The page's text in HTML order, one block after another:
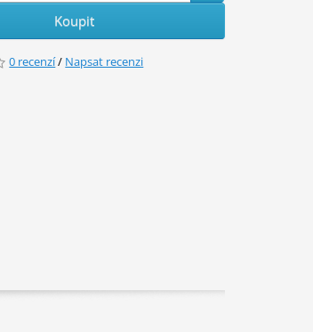
Koupit
0 recenzí/ Napsat recenzi